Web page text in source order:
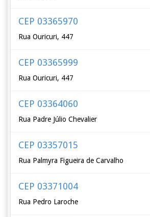
CEP 03365970
Rua Ouricuri, 447
CEP 03365999
Rua Ouricuri, 447
CEP 03364060
Rua Padre Júlio Chevalier
CEP 03357015
Rua Palmyra Figueira de Carvalho
CEP 03371004
Rua Pedro Laroche